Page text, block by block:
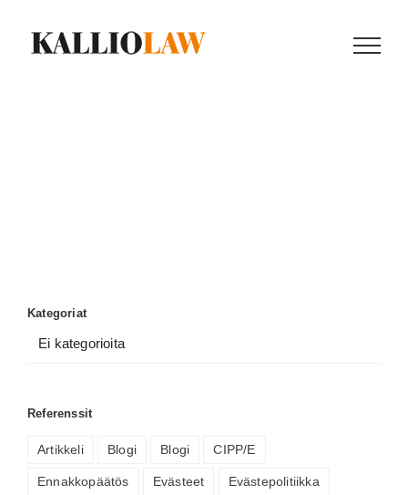
content
Kategoriat
Ei kategorioita
Referenssit
Artikkeli Blogi Blogi CIPP/E
Ennakkopäätös Evästeet Evästepolitiikka